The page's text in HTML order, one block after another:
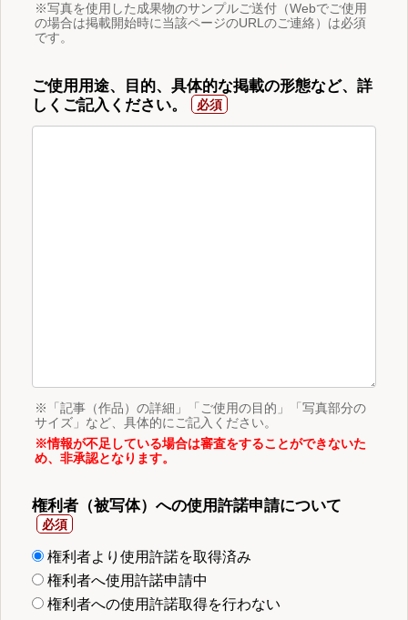
※写真を使用した成果物のサンプルご送付（Webでご使用
の場合は掲載開始時に当該ページのURLのご連絡）は必須
です。
ご使用用途、目的、具体的な掲載の形態など、詳
しくご記入ください。
※「記事（作品）の詳細」「ご使用の目的」「写真部分の
サイズ」など、具体的にご記入ください。
※情報が不足している場合は審査をすることができないた
め、非承認となります。
権利者（被写体）への使用許諾申請について
権利者より使用許諾を取得済み
権利者へ使用許諾申請中
権利者への使用許諾取得を行わない